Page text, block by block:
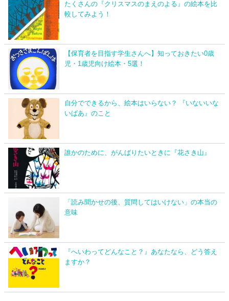
たくさんの『クリスマスのまえのよる』の絵本を比
較してみよう！
【保育者を目指す学生さんへ】知っておきたい0歳
児・1歳児向け絵本・5選！
自分でできるから、絵本はいらない？ 『いないいな
いばあ』のこと
誰かのために、がんばりたいときに『花さき山』
「読み聞かせの後、質問してはいけない」の本当の
意味
『へいわってどんなこと？』あなたなら、どう答え
ますか？